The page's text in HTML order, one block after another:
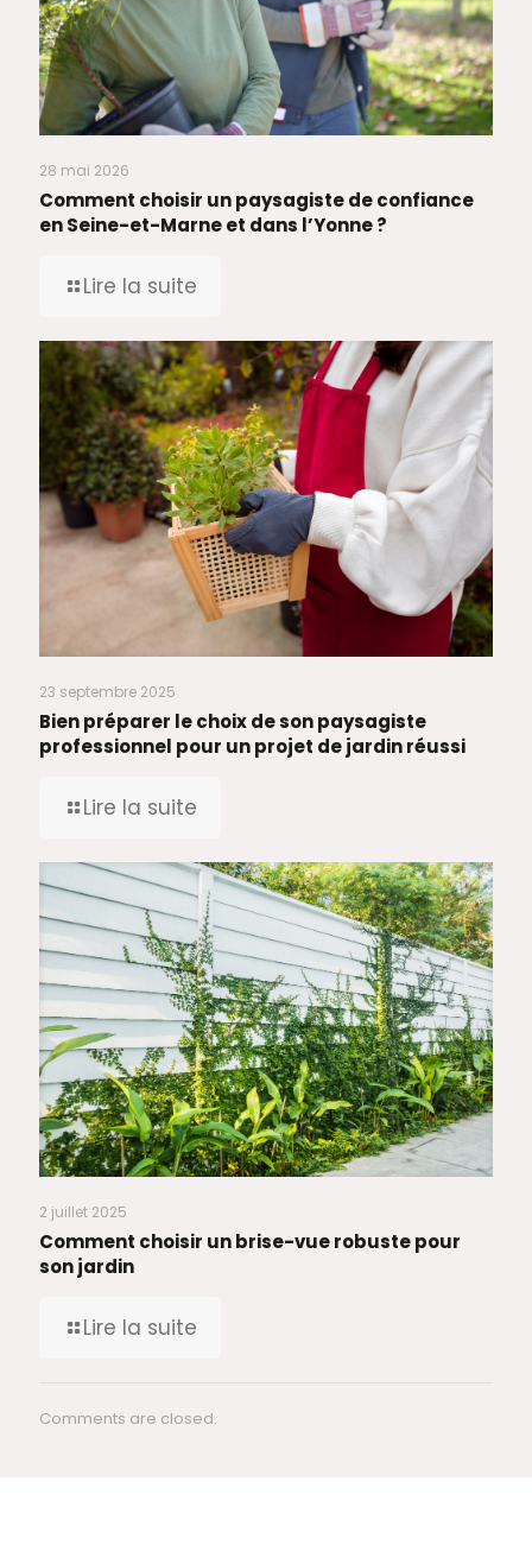
28 mai 2026
Comment choisir un paysagiste de confiance
en Seine-et-Marne et dans l’Yonne ?
Lire la suite
23 septembre 2025
Bien préparer le choix de son paysagiste
professionnel pour un projet de jardin réussi
Lire la suite
2 juillet 2025
Comment choisir un brise-vue robuste pour
son jardin
Lire la suite
Comments are closed.